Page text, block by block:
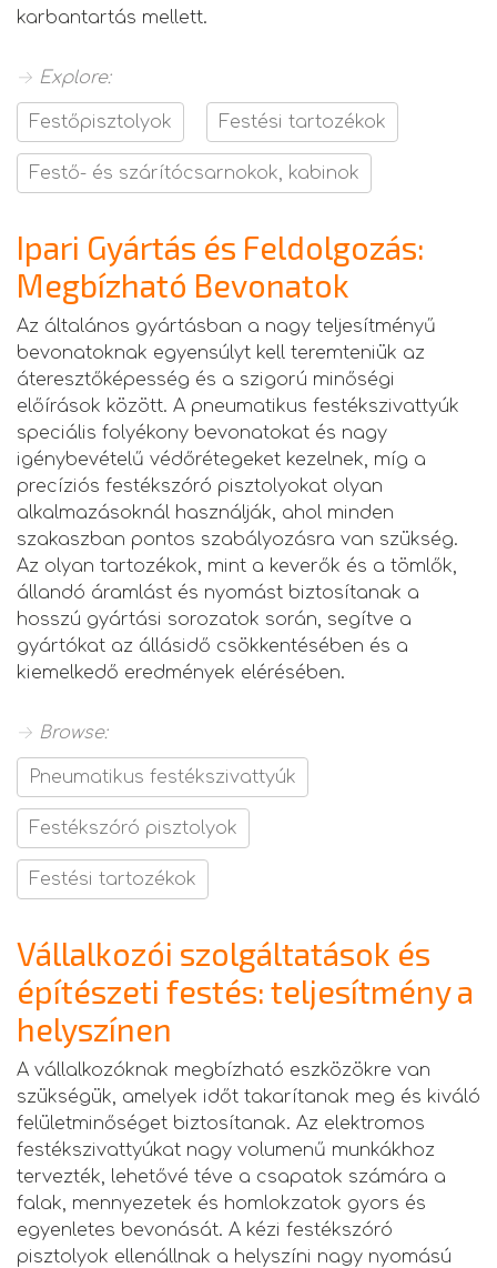
karbantartás mellett.
→ Explore:
Festőpisztolyok Festési tartozékok
Festő- és szárítócsarnokok, kabinok
Ipari Gyártás és Feldolgozás:
Megbízható Bevonatok
Az általános gyártásban a nagy teljesítményű
bevonatoknak egyensúlyt kell teremteniük az
áteresztőképesség és a szigorú minőségi
előírások között. A pneumatikus festékszivattyúk
speciális folyékony bevonatokat és nagy
igénybevételű védőrétegeket kezelnek, míg a
precíziós festékszóró pisztolyokat olyan
alkalmazásoknál használják, ahol minden
szakaszban pontos szabályozásra van szükség.
Az olyan tartozékok, mint a keverők és a tömlők,
állandó áramlást és nyomást biztosítanak a
hosszú gyártási sorozatok során, segítve a
gyártókat az állásidő csökkentésében és a
kiemelkedő eredmények elérésében.
→ Browse:
Pneumatikus festékszivattyúk
Festékszóró pisztolyok
Festési tartozékok
Vállalkozói szolgáltatások és
építészeti festés: teljesítmény a
helyszínen
A vállalkozóknak megbízható eszközökre van
szükségük, amelyek időt takarítanak meg és kiváló
felületminőséget biztosítanak. Az elektromos
festékszivattyúkat nagy volumenű munkákhoz
tervezték, lehetővé téve a csapatok számára a
falak, mennyezetek és homlokzatok gyors és
egyenletes bevonását. A kézi festékszóró
pisztolyok ellenállnak a helyszíni nagy nyomású